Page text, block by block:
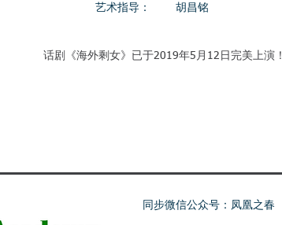
艺术指导： 胡昌铭
话剧《海外剩女》已于2019年5月12日完美上演！
同步微信公众号：凤凰之春